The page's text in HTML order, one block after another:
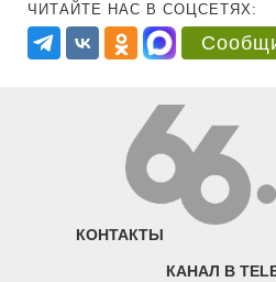
ЧИТАЙТЕ НАС В СОЦСЕТЯХ:
КОНТАКТЫ
КАНАЛ В